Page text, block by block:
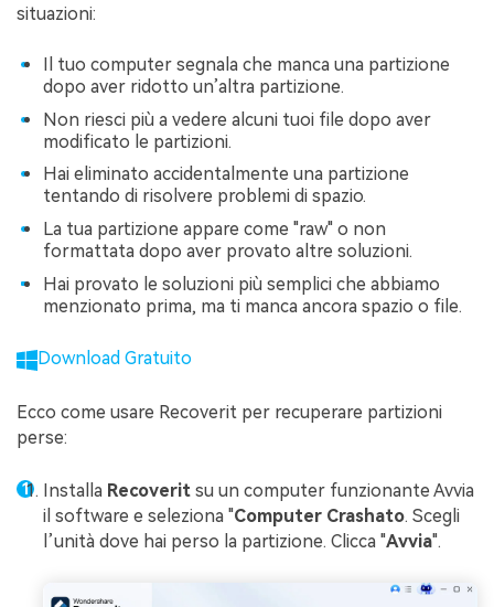
situazioni:
Il tuo computer segnala che manca una partizione
dopo aver ridotto un’altra partizione.
Non riesci più a vedere alcuni tuoi file dopo aver
modificato le partizioni.
Hai eliminato accidentalmente una partizione
tentando di risolvere problemi di spazio.
La tua partizione appare come "raw" o non
formattata dopo aver provato altre soluzioni.
Hai provato le soluzioni più semplici che abbiamo
menzionato prima, ma ti manca ancora spazio o file.
Download Gratuito
Ecco come usare Recoverit per recuperare partizioni
perse:
Installa Recoverit su un computer funzionante Avvia
il software e seleziona "Computer Crashato. Scegli
l’unità dove hai perso la partizione. Clicca "Avvia".